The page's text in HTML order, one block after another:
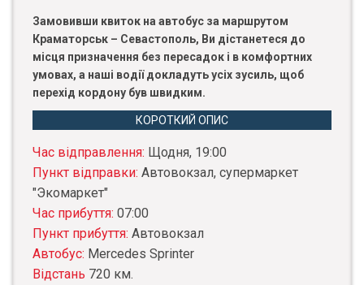
Замовивши квиток на автобус за маршрутом
Краматорськ – Севастополь, Ви дістанетеся до
місця призначення без пересадок і в комфортних
умовах, а наші водії докладуть усіх зусиль, щоб
перехід кордону був швидким.
КОРОТКИЙ ОПИС
Час відправлення: Щодня, 19:00
Пункт відправки: Автовокзал, супермаркет
"Экомаркет"
Час прибуття: 07:00
Пункт прибуття: Автовокзал
Автобус: Mercedes Sprinter
Відстань 720 км.